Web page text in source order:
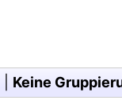
Keine